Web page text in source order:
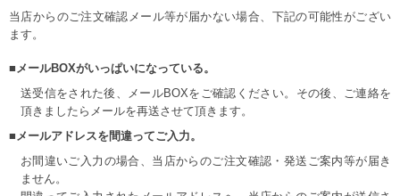
当店からのご注文確認メール等が届かない場合、下記の可能性がござい
ます。
■メールBOXがいっぱいになっている。
送受信をされた後、メールBOXをご確認ください。その後、ご連絡を
頂きましたらメールを再送させて頂きます。
■メールアドレスを間違ってご入力。
お間違いご入力の場合、当店からのご注文確認・発送ご案内等が届き
ません。